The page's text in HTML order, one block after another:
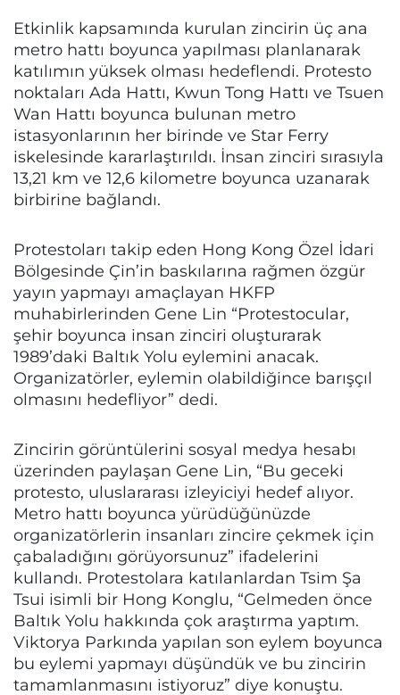
Etkinlik kapsamında kurulan zincirin üç ana
metro hattı boyunca yapılması planlanarak
katılımın yüksek olması hedeflendi. Protesto
noktaları Ada Hattı, Kwun Tong Hattı ve Tsuen
Wan Hattı boyunca bulunan metro
istasyonlarının her birinde ve Star Ferry
iskelesinde kararlaştırıldı. İnsan zinciri sırasıyla
13,21 km ve 12,6 kilometre boyunca uzanarak
birbirine bağlandı.
Protestoları takip eden Hong Kong Özel İdari
Bölgesinde Çin’in baskılarına rağmen özgür
yayın yapmayı amaçlayan HKFP
muhabirlerinden Gene Lin “Protestocular,
şehir boyunca insan zinciri oluşturarak
1989’daki Baltık Yolu eylemini anacak.
Organizatörler, eylemin olabildiğince barışçıl
olmasını hedefliyor” dedi.
Zincirin görüntülerini sosyal medya hesabı
üzerinden paylaşan Gene Lin, “Bu geceki
protesto, uluslararası izleyiciyi hedef alıyor.
Metro hattı boyunca yürüdüğünüzde
organizatörlerin insanları zincire çekmek için
çabaladığını görüyorsunuz” ifadelerini
kullandı. Protestolara katılanlardan Tsim Şa
Tsui isimli bir Hong Konglu, “Gelmeden önce
Baltık Yolu hakkında çok araştırma yaptım.
Viktorya Parkında yapılan son eylem boyunca
bu eylemi yapmayı düşündük ve bu zincirin
tamamlanmasını istiyoruz” diye konuştu.